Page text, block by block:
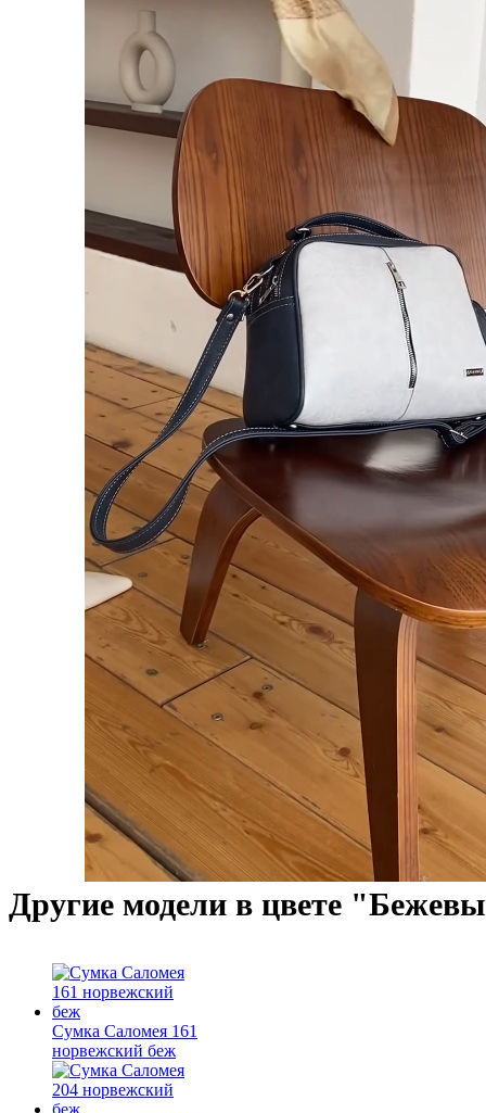
Другие модели в цвете
Сумка Саломея 161
норвежский беж